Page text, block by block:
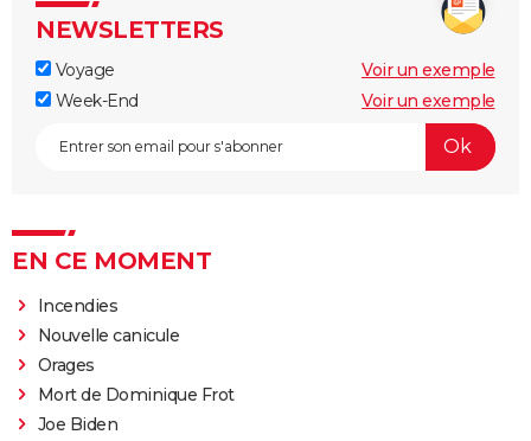
NEWSLETTERS
Voyage
Voir un exemple
Week-End
Voir un exemple
EN CE MOMENT
Incendies
Nouvelle canicule
Orages
Mort de Dominique Frot
Joe Biden